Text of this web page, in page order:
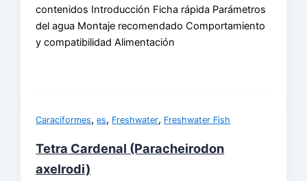
contenidos Introducción Ficha rápida Parámetros
del agua Montaje recomendado Comportamiento
y compatibilidad Alimentación
Caraciformes,es, Freshwater, Freshwater Fish
Tetra Cardenal (Paracheirodon
axelrodi)